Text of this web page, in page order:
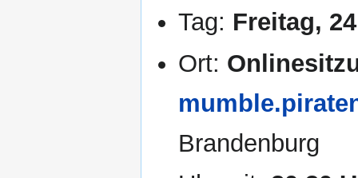
Tag: Freitag,
Ort:
Brandenburg